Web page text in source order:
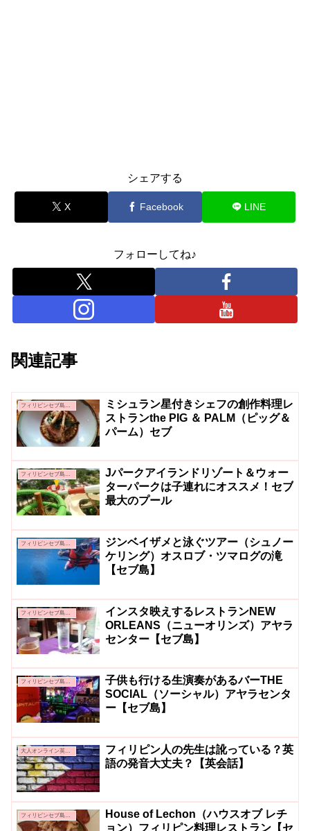
シェアする
X Facebook LINE
フォローしてね♪
関連記事
ミシュラン星付きシェフの創作料理レ
ストランthe PIG ＆ PALM（ピッグ＆
パーム）セブ
フィリピンセブ島親子留学
Jパークアイランドリゾート＆ウォー
ターパークは子連れにオススメ！セブ
最大のプール
フィリピンセブ島親子留学
ジンベイザメと泳ぐツアー（シュノー
ケリング）オスロブ・ツマログの滝
【セブ島】
インスタ映えするレストランNEW
ORLEANS（ニューオリンズ）アヤラ
センター【セブ島】
フィリピンセブ島親子留学
子供も行ける生演奏があるバーTHE
SOCIAL（ソーシャル）アヤラセンタ
ー【セブ島】
大人オンライン英会話
フィリピン人の先生は訛っている？英
語の発音大丈夫？【英会話】
フィリピンセブ島親子留学
House of Lechon（ハウスオブ レチ
ョン）フィリピン料理レストラン【セ